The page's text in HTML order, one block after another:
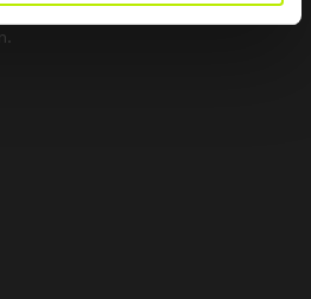
einschließlich der Nutzung von